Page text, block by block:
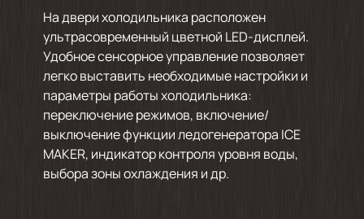
На двери холодильника расположен
ультрасовременный цветной LED-дисплей.
Удобное сенсорное управление позволяет
легко выставить необходимые настройки и
параметры работы холодильника:
переключение режимов, включение/
выключение функции ледогенератора ICE
MAKER, индикатор контроля уровня воды,
выбора зоны охлаждения и др.